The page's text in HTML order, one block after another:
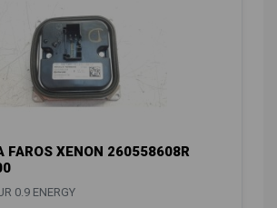
FAROS XENON 260558608R
0.9 ENERGY